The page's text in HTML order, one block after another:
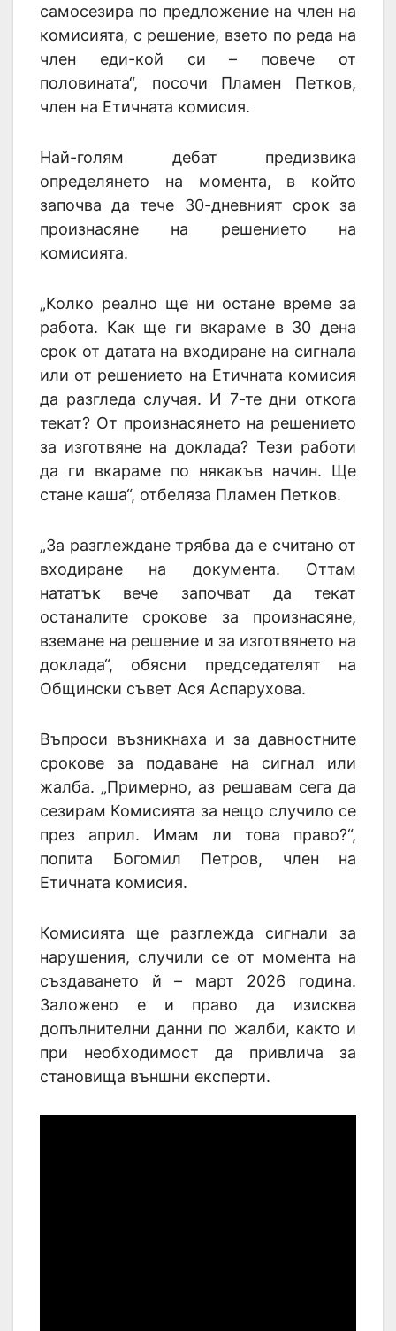
самосезира по предложение на член на
комисията, с решение, взето по реда на
член еди-кой си – повече от
половината“, посочи Пламен Петков,
член на Етичната комисия.
Най-голям дебат предизвика
определянето на момента, в който
започва да тече 30-дневният срок за
произнасяне на решението на
комисията.
„Колко реално ще ни остане време за
работа. Как ще ги вкараме в 30 дена
срок от датата на входиране на сигнала
или от решението на Етичната комисия
да разгледа случая. И 7-те дни откога
текат? От произнасянето на решението
за изготвяне на доклада? Тези работи
да ги вкараме по някакъв начин. Ще
стане каша“, отбеляза Пламен Петков.
„За разглеждане трябва да е считано от
входиране на документа. Оттам
нататък вече започват да текат
останалите срокове за произнасяне,
вземане на решение и за изготвянето на
доклада“, обясни председателят на
Общински съвет Ася Аспарухова.
Въпроси възникнаха и за давностните
срокове за подаване на сигнал или
жалба. „Примерно, аз решавам сега да
сезирам Комисията за нещо случило се
през април. Имам ли това право?“,
попита Богомил Петров, член на
Етичната комисия.
Комисията ще разглежда сигнали за
нарушения, случили се от момента на
създаването й – март 2026 година.
Заложено е и право да изисква
допълнителни данни по жалби, както и
при необходимост да привлича за
становища външни експерти.